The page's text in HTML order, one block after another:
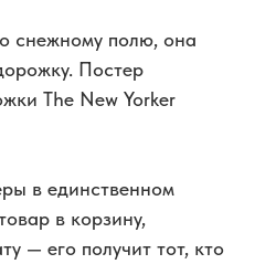
снежному полю, она
Постер
The New Yorker
в единственном
в корзину,
— его получит тот, кто